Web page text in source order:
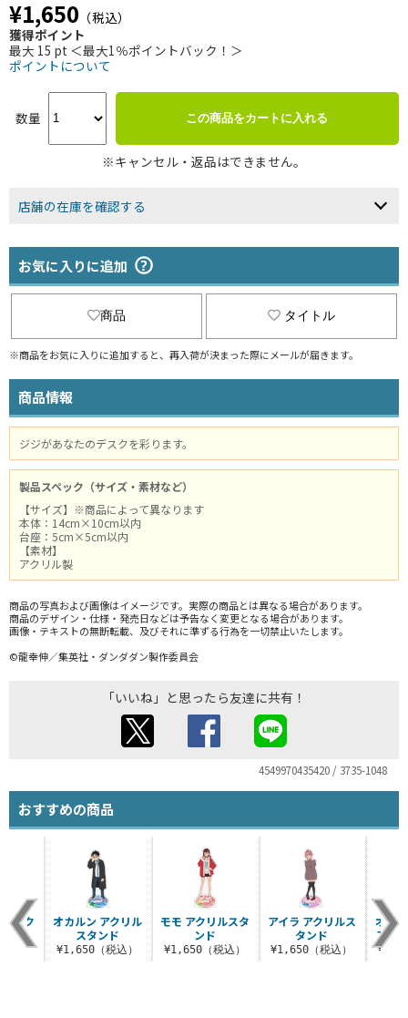
¥1,650 （税込）
獲得ポイント
最大 15 pt ＜最大1％ポイントバック！＞
ポイントについて
数量 この商品をカートに入れる
※キャンセル・返品はできません。
店舗の在庫を確認する
お気に入りに追加
商品 タイトル
※商品をお気に入りに追加すると、再入荷が決まった際にメールが届きます。
商品情報
ジジがあなたのデスクを彩ります。
製品スペック（サイズ・素材など）
【サイズ】※商品によって異なります
本体：14cm×10cm以内
台座：5cm×5cm以内
【素材】
アクリル製
商品の写真および画像はイメージです。実際の商品とは異なる場合があります。
商品のデザイン・仕様・発売日などは予告なく変更となる場合があります。
画像・テキストの無断転載、及びそれに準ずる行為を一切禁止いたします。
©龍幸伸／集英社・ダンダダン製作委員会
「いいね」と思ったら友達に共有！
4549970435420 / 3735-1048
おすすめの商品
モモ アクリルスタ
ンド
¥1,650（税込）
アイラ アクリルス
タンド
¥1,650（税込）
オカ
アク
アク
ド
込）
オカルン アクリル
スタンド
¥1,650（税込）